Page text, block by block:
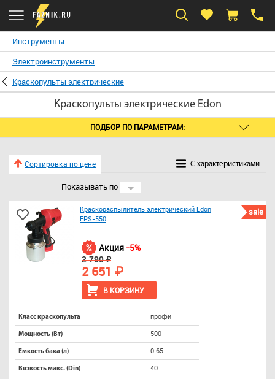
Инструменты
Электроинструменты
Краскопульты электрические
Краскопульты электрические Edon
ПОДБОР ПО ПАРАМЕТРАМ:
Сортировка по цене C характеристиками
Показывать по 24
sale
Краскораспылитель электрический Edon
EPS-550
В КОРЗИНУ
Акция -5%
2 790 ₽
2 651 ₽
Класс краскопульта профи
Мощность (Вт) 500
Емкость бака (л) 0.65
Вязкость макс. (Din) 40